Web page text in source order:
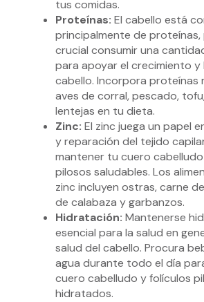
tus comidas.
Proteínas: El cabello está
principalmente de proteínas,
crucial consumir una
para apoyar el crecimiento y
cabello. Incorpora proteínas
aves de corral, pescado,
lentejas en tu dieta.
Zinc: El zinc juega un papel
y reparación del tejido
mantener tu cuero
pilosos saludables. Los
zinc incluyen ostras, carne
de calabaza y garbanzos.
Hidratación: Mantenerse
esencial para la salud en
salud del cabello. Procura
agua durante todo el día
cuero cabelludo y folículos
hidratados.